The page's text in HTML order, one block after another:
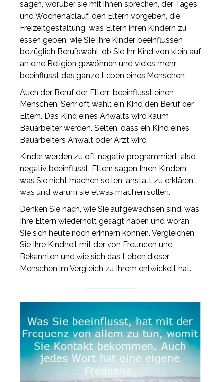
sagen, worüber sie mit ihnen sprechen, der Tages
und Wochenablauf, den Eltern vorgeben, die
Freizeitgestaltung, was Eltern ihren Kindern zu
essen geben, wie Sie Ihre Kinder beeinflussen
bezüglich Berufswahl, ob Sie Ihr Kind von klein auf
an eine Religion gewöhnen und vieles mehr,
beeinflusst das ganze Leben eines Menschen.
Auch der Beruf der Eltern beeinflusst einen
Menschen. Sehr oft wählt ein Kind den Beruf der
Eltern. Das Kind eines Anwalts wird kaum
Bauarbeiter werden. Selten, dass ein Kind eines
Bauarbeiters Anwalt oder Arzt wird.
Kinder werden zu oft negativ programmiert, also
negativ beeinflusst. Eltern sagen Ihren Kindern,
was Sie nicht machen sollen, anstatt zu erklären
was und warum sie etwas machen sollen.
Denken Sie nach, wie Sie aufgewachsen sind, was
Ihre Eltern wiederholt gesagt haben und woran
Sie sich heute noch erinnern können. Vergleichen
Sie Ihre Kindheit mit der von Freunden und
Bekannten und wie sich das Leben dieser
Menschen im Vergleich zu Ihrem entwickelt hat.